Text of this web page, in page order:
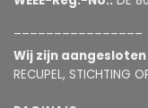
Wij zijn aangesloten
RECUPEL, STICHTING